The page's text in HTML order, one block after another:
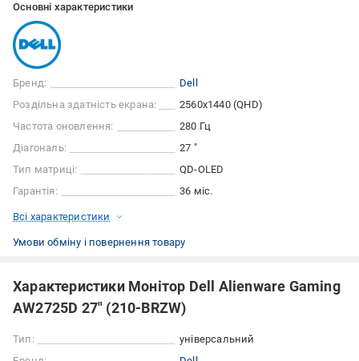
Основні характеристики
Бренд:
Dell
Роздільна здатність екрана:
2560x1440 (QHD)
Частота оновлення:
280 Гц
Діагональ:
27 "
Тип матриці:
QD-OLED
Гарантія:
36 міс.
Всі характеристики
Умови обміну і повернення товару
Характеристики Монітор Dell Alienware Gaming
AW2725D 27" (210-BRZW)
Тип:
універсальний